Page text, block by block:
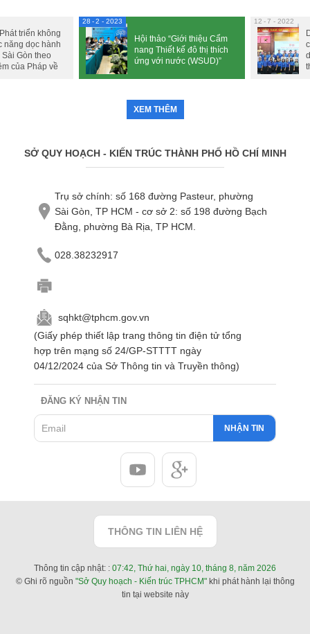
triển không
năng dọc hành
Gòn theo
của Pháp về
28 2 - 2023
Hội thảo “Giới thiệu Cẩm
nang Thiết kế đô thị thích
ứng với nước (WSUD)”
12 7 - 2022
XEM THÊM
SỞ QUY HOẠCH - KIẾN TRÚC THÀNH PHỐ HỒ CHÍ MINH
Trụ sở chính: số 168 đường Pasteur, phường
Sài Gòn, TP HCM - cơ sở 2: số 198 đường Bạch
Đằng, phường Bà Rịa, TP HCM.
028.38232917
sqhkt@tphcm.gov.vn
(Giấy phép thiết lập trang thông tin điện tử tổng
hợp trên mạng số 24/GP-STTTT ngày
04/12/2024 của Sở Thông tin và Truyền thông)
ĐĂNG KÝ NHẬN TIN
NHẬN TIN
THÔNG TIN LIÊN HỆ
Thông tin cập nhật: : 07:42, Thứ hai, ngày 10, tháng 8, năm 2026
© Ghi rõ nguồn "Sở Quy hoạch - Kiến trúc TPHCM" khi phát hành lại thông
tin tại website này